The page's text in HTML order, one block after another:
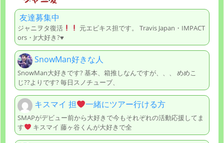
友達募集中
ジャニヲタ復活
元エビキス担です。 Travis Japan・IMPACT
ors・Jr大好き?♥
SnowMan好きな人
SnowMan大好きです? 基本、箱推しなんですが、、、 めめこ
じ??よりです? 毎日スノチューブ、
キスマイ 担 一緒にツアー行ける方
SMAPがデビュー前から大好きで今もそれぞれの活動応援してま
す
キスマイ 藤ヶ谷くんが大好きで全